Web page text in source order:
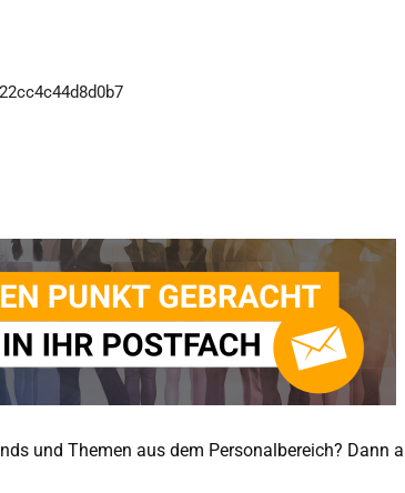
und Themen aus dem Personalbereich? Dann